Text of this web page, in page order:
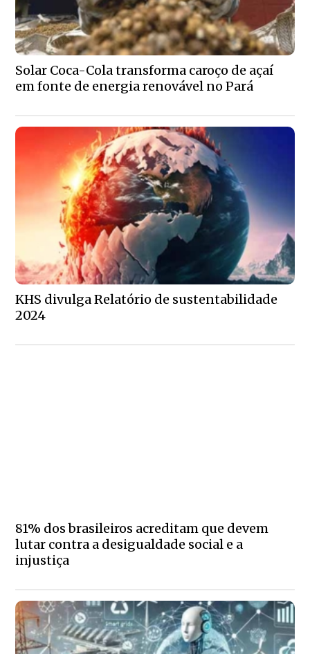
Solar Coca-Cola transforma caroço de açaí
em fonte de energia renovável no Pará
KHS divulga Relatório de sustentabilidade
2024
81% dos brasileiros acreditam que devem
lutar contra a desigualdade social e a
injustiça